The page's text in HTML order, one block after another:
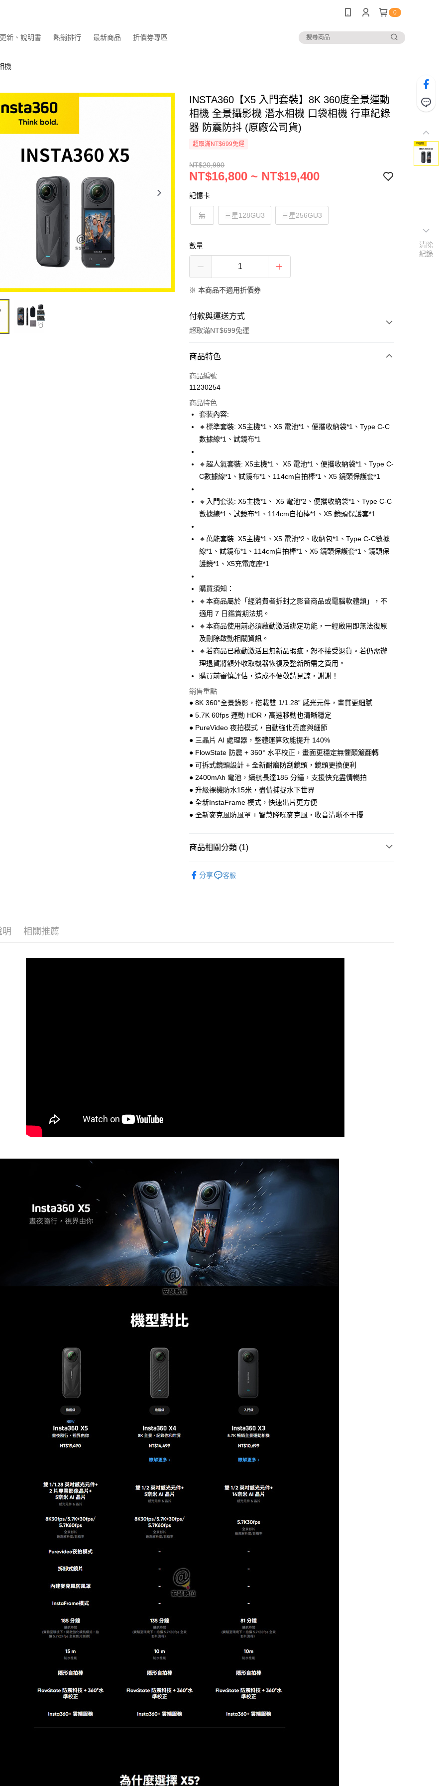
0
新、說明書 熱銷排行 最新商品 折價劵專區
機
INSTA360【X5 入門套裝】8K 360度全景運動
相機 全景攝影機 潛水相機 口袋相機 行車紀錄
器 防震防抖 (原廠公司貨)
超取滿NT$699免運
NT$20,990
NT$16,800 ~ NT$19,400
記憶卡
無 三星128GU3 三星256GU3
數量
※ 本商品不適用折價券
付款與運送方式
超取滿NT$699免運
付款方式
信用卡一次付款
3 期 0 利率 每期
合作金庫商業銀行
第一商業銀行
華南商業銀行
臺灣中小企業銀行
台中商業銀行
匯豐（台灣）商業銀行
華泰商業銀行
元大商業銀行
永豐商業銀行
台新國際商業銀行
中國信託商業銀行
超商取貨付款
Apple Pay
悠遊付
Google Pay
ATM付款
全家付款取貨
每筆NT$65，滿NT$699(含以上)免運費
付款後全家取貨
每筆NT$65，滿NT$699(含以上)免運費
萊爾富取貨付款
每筆NT$65，滿NT$699(含以上)免運費
每筆NT$65，滿NT$699(含以上)免運費
離島取貨加價40元
每筆NT$65，滿NT$699(含以上)免運費
付款後7-11取貨
每筆NT$65，滿NT$699(含以上)免運費
宅配
每筆NT$70，滿NT$699(含以上)免運費
商品特色
商品編號
11230254
商品特色
套裝內容:
🔸標準套裝: X5主機*1、X5 電池*1、便攜收納袋*1、Type C-C
數據線*1、試鏡布*1
🔸超人氣套裝: X5主機*1、 X5 電池*1、便攜收納袋*1、Type C-
C數據線*1、試鏡布*1、114cm自拍棒*1、X5 鏡頭保護套*1
🔸入門套裝: X5主機*1、 X5 電池*2、便攜收納袋*1、Type C-C
數據線*1、試鏡布*1、114cm自拍棒*1、X5 鏡頭保護套*1
🔸萬能套裝: X5主機*1、X5 電池*2、收納包*1、Type C-C數據
線*1、試鏡布*1、114cm自拍棒*1、X5 鏡頭保護套*1、鏡頭保
護鏡*1、X5充電底座*1
購買須知：
🔸本商品屬於「經消費者拆封之影音商品或電腦軟體類」，不
適用 7 日鑑賞期法規。
🔸本商品使用前必須啟動激活綁定功能，一經啟用即無法復原
及刪除啟動相關資訊。
🔸若商品已啟動激活且無新品瑕疵，恕不接受退貨。若仍需辦
理退貨將額外收取機器恢復及整新所需之費用。
購買前審慎評估，造成不便敬請見諒，謝謝！
銷售重點
● 8K 360°全景錄影，搭載雙 1/1.28” 感光元件，畫質更細膩
● 5.7K 60fps 運動 HDR，高速移動也清晰穩定
● PureVideo 夜拍模式，自動強化亮度與細節
● 三晶片 AI 處理器，整體運算效能提升 140%
● FlowState 防震 + 360° 水平校正，畫面更穩定無懼顛簸翻轉
● 可拆式鏡頭設計 + 全新耐磨防刮鏡頭，鏡頭更換便利
● 2400mAh 電池，續航長達185 分鐘，支援快充盡情暢拍
● 升級裸機防水15米，盡情捕捉水下世界
● 全新InstaFrame 模式，快速出片更方便
● 全新麥克風防風罩 + 智慧降噪麥克風，收音清晰不干擾
商品相關分類 (1)
分享
客服
明 相關推薦
清除
紀錄